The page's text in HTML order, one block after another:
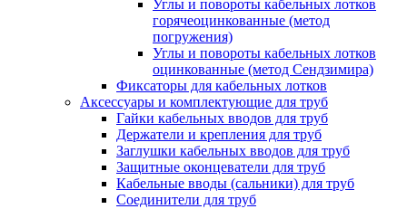
Углы и повороты кабельных лотков
горячеоцинкованные (метод
погружения)
Углы и повороты кабельных лотков
оцинкованные (метод Сендзимира)
Фиксаторы для кабельных лотков
Аксессуары и комплектующие для труб
Гайки кабельных вводов для труб
Держатели и крепления для труб
Заглушки кабельных вводов для труб
Защитные оконцеватели для труб
Кабельные вводы (сальники) для труб
Соединители для труб